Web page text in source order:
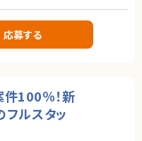
ニア/SRE
。
の横断支援を行います。
と関わり事業をブーストするた
応募する
件100％！新
ルスタッ